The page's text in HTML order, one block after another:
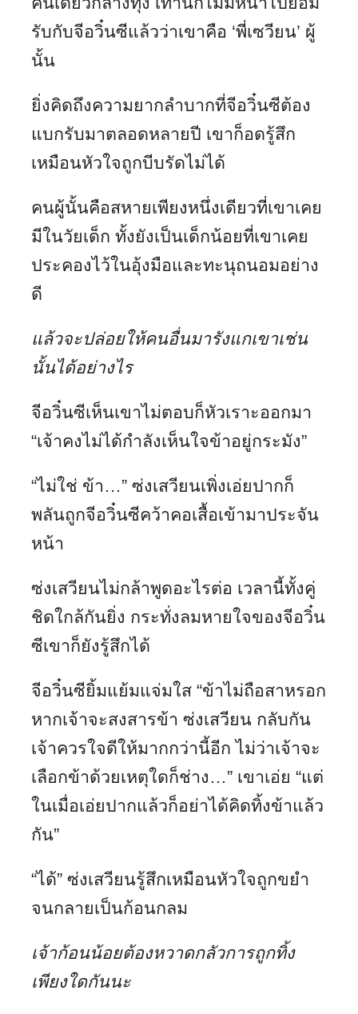
รับกับจีอวิ๋นซีแล้วว่าเขาคือ ‘พี่เซวียน’ ผู้
นั้น
ยิ่งคิดถึงความยากลำบากที่จีอวิ๋นซีต้อง
แบกรับมาตลอดหลายปี เขาก็อดรู้สึก
เหมือนหัวใจถูกบีบรัดไม่ได้
คนผู้นั้นคือสหายเพียงหนึ่งเดียวที่เขาเคย
มีในวัยเด็ก ทั้งยังเป็นเด็กน้อยที่เขาเคย
ประคองไว้ในอุ้งมือและทะนุถนอมอย่าง
ดี
แล้วจะปล่อยให้คนอื่นมารังแกเขาเช่น
นั้นได้อย่างไร
จีอวิ๋นซีเห็นเขาไม่ตอบก็หัวเราะออกมา
“เจ้าคงไม่ได้กำลังเห็นใจข้าอยู่กระมัง”
“ไม่ใช่ ข้า…” ซ่งเสวียนเพิ่งเอ่ยปากก็
พลันถูกจีอวิ๋นซีคว้าคอเสื้อเข้ามาประจัน
หน้า
ซ่งเสวียนไม่กล้าพูดอะไรต่อ เวลานี้ทั้งคู่
ชิดใกล้กันยิ่ง กระทั่งลมหายใจของจีอวิ๋น
ซีเขาก็ยังรู้สึกได้
จีอวิ๋นซียิ้มแย้มแจ่มใส “ข้าไม่ถือสาหรอก
หากเจ้าจะสงสารข้า ซ่งเสวียน กลับกัน
เจ้าควรใจดีให้มากกว่านี้อีก ไม่ว่าเจ้าจะ
เลือกข้าด้วยเหตุใดก็ช่าง…” เขาเอ่ย “แต่
ในเมื่อเอ่ยปากแล้วก็อย่าได้คิดทิ้งข้าแล้ว
กัน”
“ได้” ซ่งเสวียนรู้สึกเหมือนหัวใจถูกขยำ
จนกลายเป็นก้อนกลม
เจ้าก้อนน้อยต้องหวาดกลัวการถูกทิ้ง
เพียงใดกันนะ